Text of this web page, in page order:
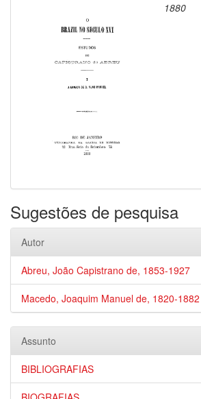
1880
Sugestões de pesquisa
Autor
Abreu, João Capistrano de, 1853-1927
Macedo, Joaquim Manuel de, 1820-1882
Assunto
BIBLIOGRAFIAS